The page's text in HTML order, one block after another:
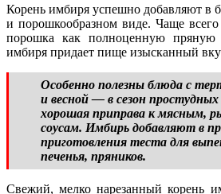
Корень имбиря успешно добавляют в
и порошкообразном виде. Чаще
порошка как полноценную
имбиря придает пище изысканный
Особенно полезны блюда с
и весной — в сезон
хорошая приправа к мясным,
соусам. Имбирь добавляют в
приготовления теста для
печенья, пряников.
Свежий, мелко нарезанный корень